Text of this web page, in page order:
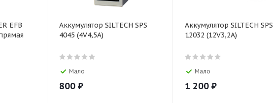
EFB
Аккумулятор SILTECH SPS
4045 (4V4,5A)
Мало
800 ₽
Аккумулятор SILTECH SPS
12032 (12V3,2A)
Мало
1 200 ₽